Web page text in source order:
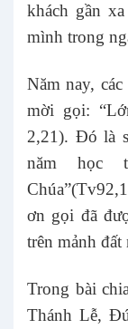
khách gần
mình trong
Năm nay,
mời gọi:
2,21). Đó là
năm học
ơn gọi đã
trên mảnh đất
Trong bài
Thánh Lễ,